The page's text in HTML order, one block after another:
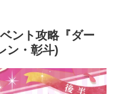
ント攻略『ダー
ン・彰斗)